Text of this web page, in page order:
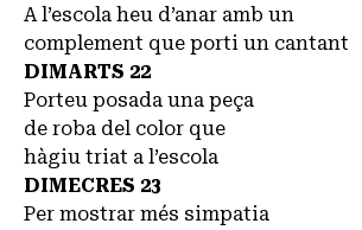
A l’escola heu d’anar amb un
complement que porti un cantant
DIMARTS 22
Porteu posada una peça
de roba del color que
hàgiu triat a l’escola
DIMECRES 23
Per mostrar més simpatia